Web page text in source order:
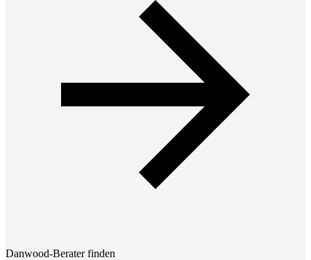
Danwood-Berater finden